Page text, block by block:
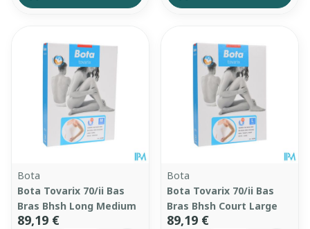
Bota
Bota Tovarix 70/ii Bas
Bras Bhsh Long Medium
89,19 €
Bota
Bota Tovarix 70/ii Bas
Bras Bhsh Court Large
89,19 €